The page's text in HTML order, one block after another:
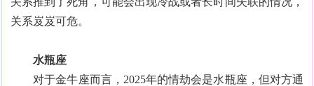
关系岌岌可危。
水瓶座
对于金牛座而言，2025年的情劫会是水瓶座，但对方通